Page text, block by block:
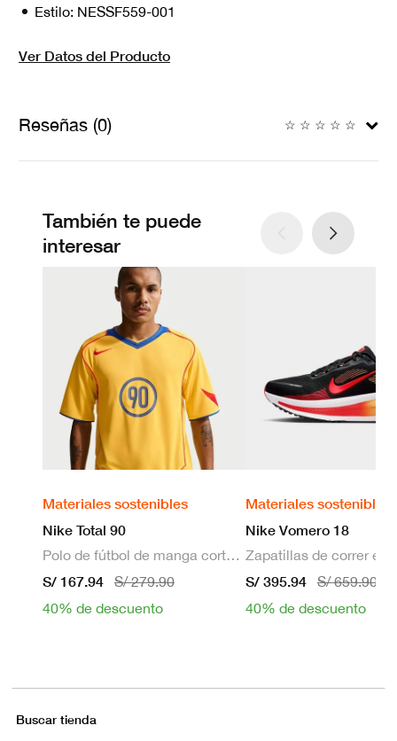
Estilo: NESSF559-001
Ver Datos del Producto
Reseñas (0) ☆ ☆ ☆ ☆ ☆
También te puede
interesar
Materiales sostenibles
Nike Total 90
Polo de fútbol de manga corta Dri-FIT para hombre
S/ 167.94
S/ 279.90
40% de descuento
Materiales sostenibles
Nike Vomero 18
S/ 395.94
S/ 659.90
40% de descuento
Buscar tienda